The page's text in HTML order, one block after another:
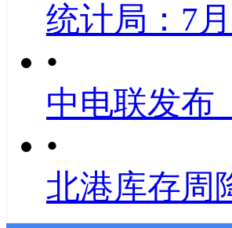
统计局：7
•
中电联发布
•
北港库存周